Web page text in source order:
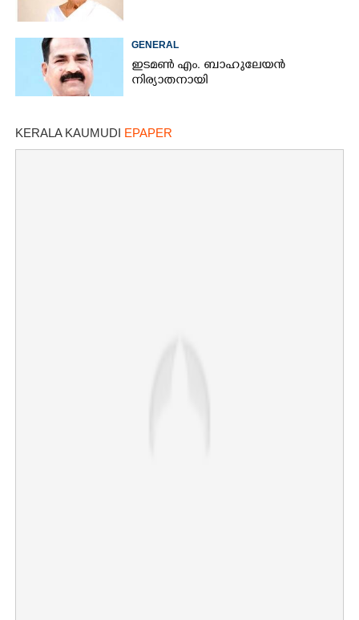
GENERAL
ഇടമൺ എം. ബാഹുലേയൻ
നിര്യാതനായി
KERALA KAUMUDI EPAPER